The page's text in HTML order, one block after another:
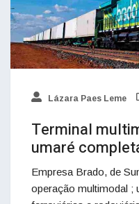
Lázara Paes Leme
Terminal
umaré
Empresa Brado, de
operação multimodal ;